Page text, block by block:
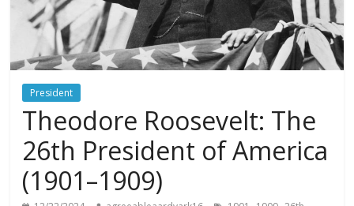
President
Theodore Roosevelt: The
26th President of America
(1901–1909)